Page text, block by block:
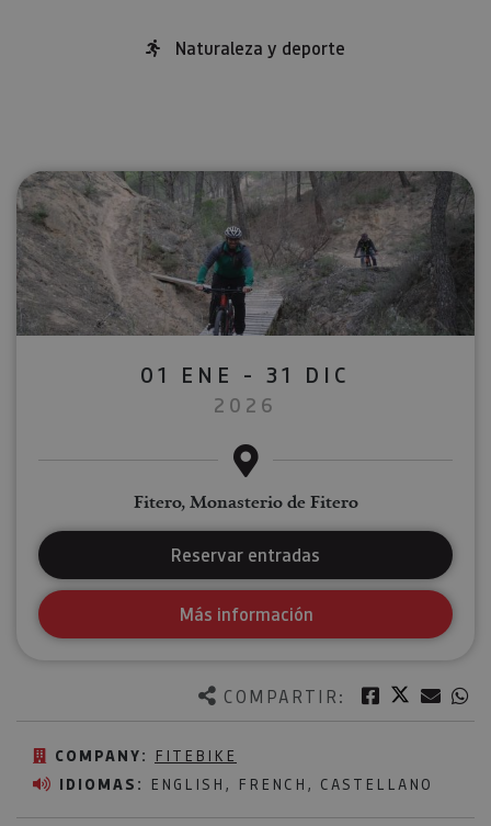
Naturaleza y deporte
COMPARTIR: Facebook
Twitter
COMPANY: FITEBIKE
IDIOMAS: ENGLISH, FRENCH, CASTELLANO
01 ENE - 31 DIC
2026
Fitero, Monasterio de Fitero
Reservar entradas
Más información